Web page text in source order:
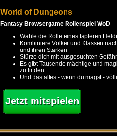
World of Dungeons
Fantasy Browsergame Rollenspiel WoD
Wähle die Rolle eines tapferen
Kombiniere Völker und Klassen
und ihren Stärken
Stürze dich mit ausgesuchten
Es gibt Tausende mächtige und
zu finden
Und das alles - wenn du magst -
Jetzt mitspielen